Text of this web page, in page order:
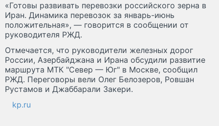
«Готовы развивать перевозки российского зерна в
Иран. Динамика перевозок за январь-июнь
положительная», — говорится в сообщении от
руководителя РЖД.
Отмечается, что руководители железных дорог
России, Азербайджана и Ирана обсудили развитие
маршрута МТК "Север — Юг" в Москве, сообщил
РЖД. Переговоры вели Олег Белозеров, Ровшан
Рустамов и Джаббарали Закери.
kp.ru